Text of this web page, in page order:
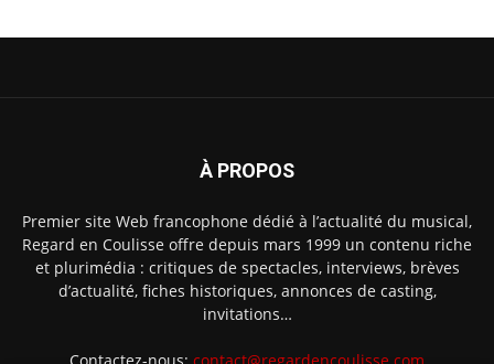
À PROPOS
Premier site Web francophone dédié à l’actualité du musical,
Regard en Coulisse offre depuis mars 1999 un contenu riche
et plurimédia : critiques de spectacles, interviews, brèves
d’actualité, fiches historiques, annonces de casting,
invitations…